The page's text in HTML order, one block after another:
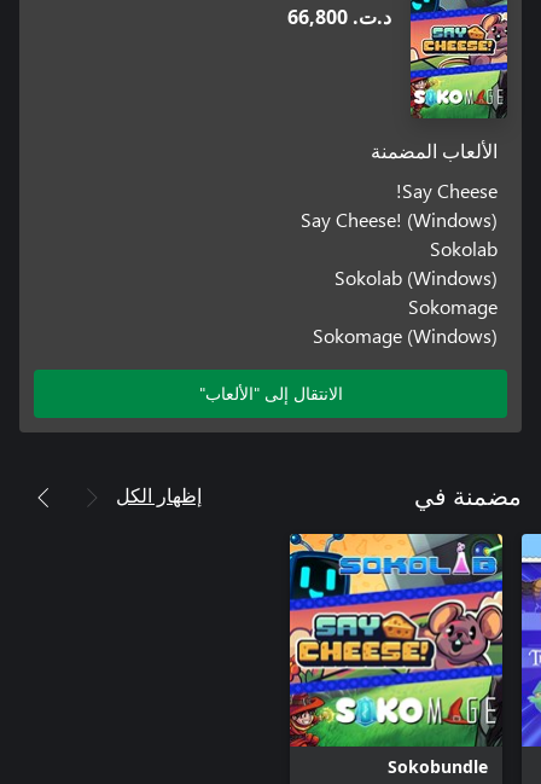
د.ت.‏ 66,800
الألعاب المضمنة
Say Cheese!
Say Cheese! (Windows)
Sokolab
Sokolab (Windows)
Sokomage
Sokomage (Windows)
الانتقال إلى "الألعاب"
مضمنة في إظهار الكل
Sokobundle